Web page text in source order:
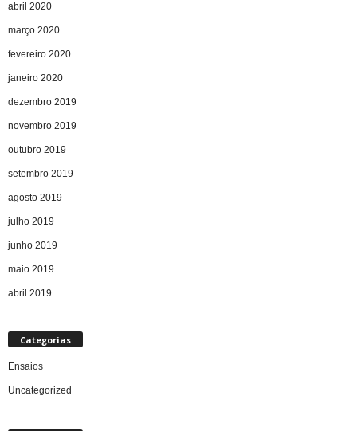
abril 2020
março 2020
fevereiro 2020
janeiro 2020
dezembro 2019
novembro 2019
outubro 2019
setembro 2019
agosto 2019
julho 2019
junho 2019
maio 2019
abril 2019
Categorias
Ensaios
Uncategorized